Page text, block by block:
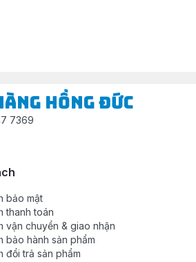
Hồng Đức
7369
bảo mật
thanh toán
vận chuyển & giao nhận
bảo hành sản phẩm
đổi trả sản phẩm